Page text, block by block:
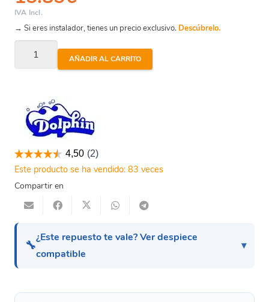
IVA Incl.
→ Si eres instalador, tienes un precio exclusivo. Descúbrelo.
Dolphin
-
Limpiafondos
6101611
cantidad
AÑADIR AL CARRITO
Este producto se ha vendido: 83 veces
Compartir en
🔧
¿Este repuesto te vale? Ver despiece
compatible